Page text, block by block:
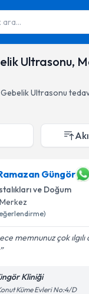
ara...
Ultrasonu,
Ultrasonu
Güngör
ve Doğum
memnunuz çok ılgılı
Kliniği
Küme Evleri No:4/D